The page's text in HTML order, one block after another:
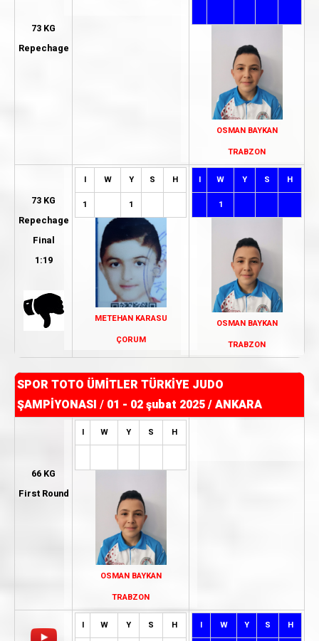
73 KG
Repechage
OSMAN BAYKAN
TRABZON
73 KG
Repechage
Final
1:19
I W Y S H
1 1
METEHAN KARASU
ÇORUM
I W Y S H
1
OSMAN BAYKAN
TRABZON
SPOR TOTO ÜMİTLER TÜRKİYE JUDO
ŞAMPİYONASI / 01 - 02 şubat 2025 / ANKARA
66 KG
First Round
I W Y S H
OSMAN BAYKAN
TRABZON
I W Y S H I W Y S H